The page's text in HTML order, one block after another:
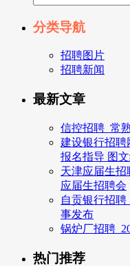
分类导航
招聘图片
招聘新闻
最新文章
信控招聘_常
建设银行招聘
报名指导 图
天津应届生招
应届生招聘会
自贡银行招
事发布
锅炉厂招聘
热门推荐